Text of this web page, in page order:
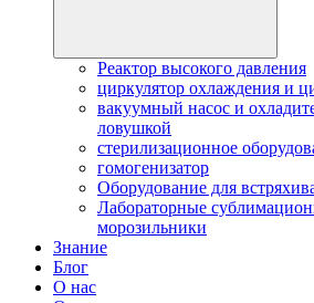
Реактор высокого давления
циркулятор охлаждения и
вакуумный насос и
ловушкой
стерилизационное
гомогенизатор
Оборудование для
Лабораторные
морозильники
Знание
Блог
О нас